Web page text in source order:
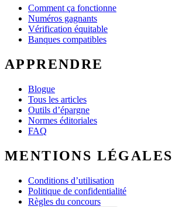
Comment ça fonctionne
Numéros gagnants
Vérification équitable
Banques compatibles
APPRENDRE
Blogue
Tous les articles
Outils d’épargne
Normes éditoriales
FAQ
MENTIONS LÉGALES
Conditions d’utilisation
Politique de confidentialité
Règles du concours